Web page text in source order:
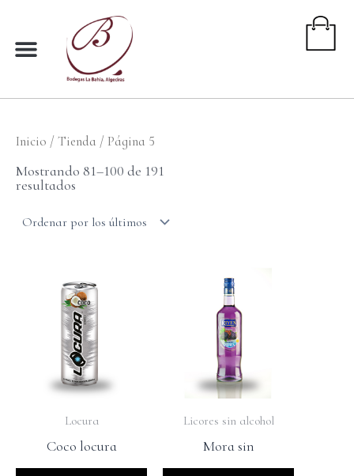
contenido
Inicio / Tienda / Página 5
Mostrando 81–100 de 191
resultados
Ordenado
por
Locura
Coco locura
Licores sin alcohol
Mora sin